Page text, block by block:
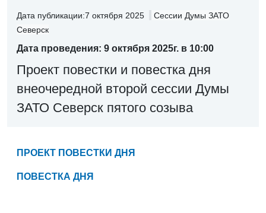
Дата публикации:7 октября 2025
Сессии Думы ЗАТО
Северск
Дата проведения: 9 октября 2025г. в 10:00
Проект повестки и повестка дня
внеочередной второй сессии Думы
ЗАТО Северск пятого созыва
ПРОЕКТ ПОВЕСТКИ ДНЯ
ПОВЕСТКА ДНЯ